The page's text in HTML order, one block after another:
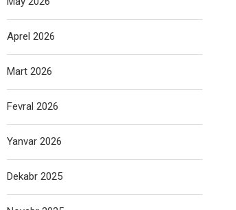
Aprel 2026
Mart 2026
Fevral 2026
Yanvar 2026
Dekabr 2025